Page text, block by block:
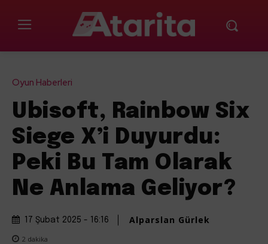
Oyun Haberleri
Ubisoft, Rainbow Six
Siege X’i Duyurdu:
Peki Bu Tam Olarak
Ne Anlama Geliyor?
17 Şubat 2025 - 16:16 Alparslan Gürlek
2 dakika